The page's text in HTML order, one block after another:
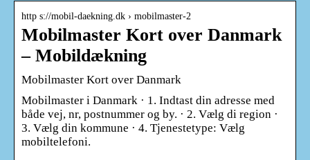
http s://mobil-daekning.dk › mobilmaster-2
Mobilmaster Kort over Danmark
– Mobildækning
Mobilmaster Kort over Danmark
Mobilmaster i Danmark · 1. Indtast din adresse med
både vej, nr, postnummer og by. · 2. Vælg di region ·
3. Vælg din kommune · 4. Tjenestetype: Vælg
mobiltelefoni.